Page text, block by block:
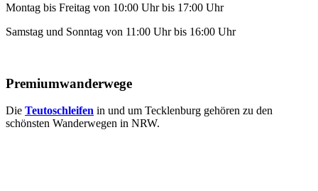
Montag bis Freitag von 10:00 Uhr bis 17:00 Uhr
Samstag und Sonntag von 11:00 Uhr bis 16:00 Uhr
Premiumwanderwege
Die Teutoschleifen in und um Tecklenburg gehören zu den
schönsten Wanderwegen in NRW.